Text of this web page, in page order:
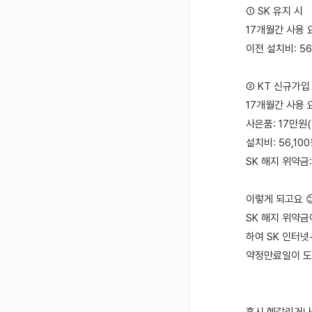
① SK 유지 시
17개월간 사용
이전 설치비:
② KT 신규가입
17개월간 사
사은품: 17만원
설치비: 56,100
SK 해지 위약
이렇게 되고요
SK 해지 위약
하여 SK 인터
약정만료일이